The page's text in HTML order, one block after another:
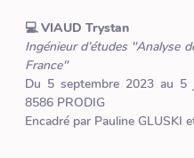
💻 VIAUD Trystan
Ingénieur d’études "Analyse
France"
Du 5 septembre 2023 au 5
8586 PRODIG
Encadré par Pauline GLUSKI